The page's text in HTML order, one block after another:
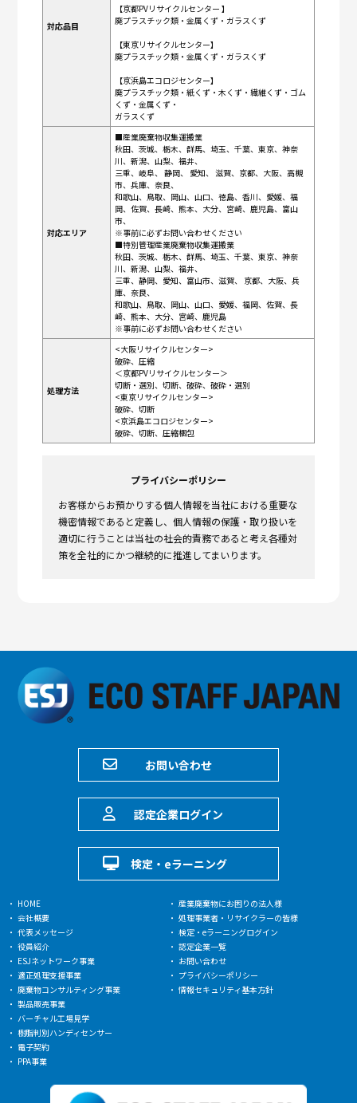
対応品目
【京都PVリサイクルセンター 】
廃プラスチック類・金属くず・ガラスくず
【東京リサイクルセンター】
廃プラスチック類・金属くず・ガラスくず
【京浜島エコロジセンター】
廃プラスチック類・紙くず・木くず・繊維くず・ゴム
くず・金属くず・
ガラスくず
対応エリア
■産業廃棄物収集運搬業
秋田、茨城、栃木、群馬、埼玉、千葉、東京、神奈
川、新潟、山梨、福井、
三重、岐阜、 静岡、 愛知、 滋賀、京都、大阪、高槻
市、兵庫、奈良、
和歌山、鳥取、岡山、山口、徳島、香川、愛媛、福
岡、佐賀、長崎、熊本、大分、宮崎、鹿児島、富山
市、
※事前に必ずお問い合わせください
■特別管理産業廃棄物収集運搬業
秋田、茨城、栃木、群馬、埼玉、千葉、東京、神奈
川、新潟、山梨、福井、
三重、静岡、愛知、富山市、滋賀、 京都、大阪、兵
庫、奈良、
和歌山、鳥取、岡山、山口、愛媛、福岡、佐賀、長
崎、熊本、大分、宮崎、鹿児島
※事前に必ずお問い合わせください
処理方法
<大阪リサイクルセンター>
破砕、圧縮
＜京都PVリサイクルセンター＞
切断・選別、切断、破砕、破砕・選別
<東京リサイクルセンター>
破砕、切断
<京浜島エコロジセンター>
破砕、切断、圧縮梱包
プライバシーポリシー
お客様からお預かりする個人情報を当社における重要な
機密情報であると定義し、個人情報の保護・取り扱いを
適切に行うことは当社の社会的責務であると考え各種対
策を全社的にかつ継続的に推進してまいります。
お問い合わせ
認定企業ログイン
検定・eラーニング
HOME
会社概要
代表メッセージ
役員紹介
ESJネットワーク事業
適正処理支援事業
廃棄物コンサルティング事業
製品販売事業
バーチャル工場見学
樹脂判別ハンディセンサー
電子契約
PPA事業
産業廃棄物にお困りの法人様
処理事業者・リサイクラーの皆様
検定・eラーニングログイン
認定企業一覧
お問い合わせ
プライバシーポリシー
情報セキュリティ基本方針